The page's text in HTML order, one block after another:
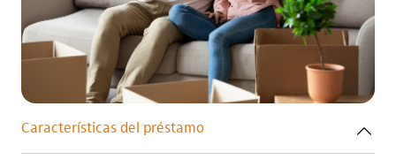
Características del préstamo